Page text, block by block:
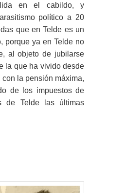
en el cabildo, y
político a 20
que en Telde es un
porque ya en Telde no
al objeto de jubilarse
la que ha vivido desde
la pensión máxima,
de los impuestos de
de Telde las últimas